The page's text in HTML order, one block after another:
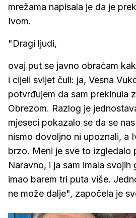
mrežama napisala je da je
Ivom.
"Dragi ljudi,
ovaj put se javno obraćam
i cijeli svijet čuli: ja, Vesna
potvrđujem da sam prekinula
Obrezom. Razlog je
mjeseci pokazalo se da se
nismo dovoljno ni upoznali, a
brzo. Meni je sve to izgledalo
Naravno, i ja sam imala svojih
imao barem tri puta više.
ne može dalje", započela je